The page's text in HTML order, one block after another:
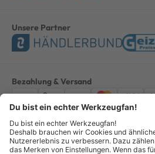
Unsere Partner
Bezahlung & Versand
ImpressumAGBDatenschutzWiderruf